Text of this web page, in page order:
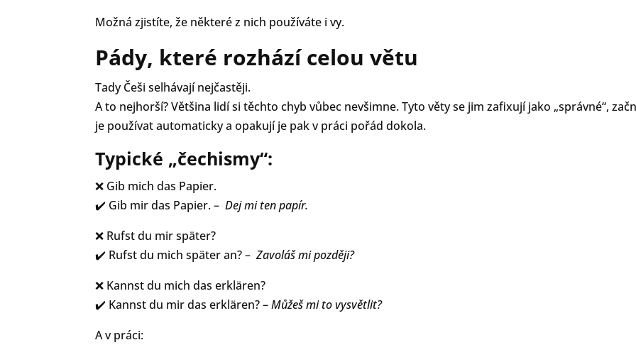
Možná zjistíte, že některé z nich používáte i vy.
Pády, které rozhází celou větu
Tady Češi selhávají nejčastěji.
A to nejhorší? Většina lidí si těchto chyb vůbec nevšimne. Tyto věty se jim zafixují jako „správné“,
je používat automaticky a opakují je pak v práci pořád dokola.
Typické „čechismy“:
❌ Gib mich das Papier.
✔️ Gib mir das Papier. –Dej mi ten papír.
❌ Rufst du mir später?
✔️ Rufst du mich später an? –Zavoláš mi později?
❌ Kannst du mich das erklären?
✔️ Kannst du mir das erklären? –Můžeš mi to vysvětlit?
A v práci: